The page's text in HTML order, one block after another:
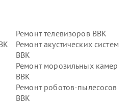
Ремонт телевизоров BBK
Ремонт акустических систем
BBK
Ремонт морозильных камер
BBK
Ремонт роботов-пылесосов
BBK